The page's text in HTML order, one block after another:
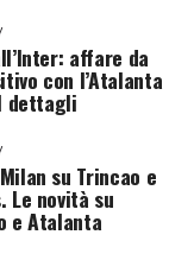
affare da
con l’Atalanta
dettagli
su Trincao e
Le novità su
e Atalanta